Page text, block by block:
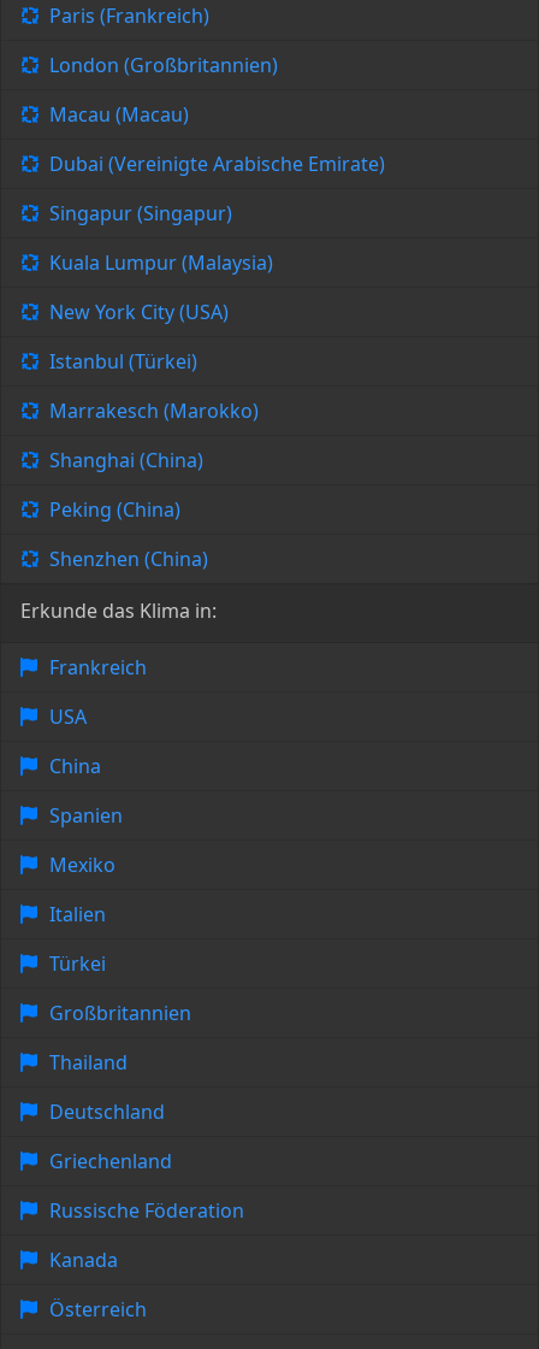
Paris (Frankreich)
London (Großbritannien)
Macau (Macau)
Dubai (Vereinigte Arabische Emirate)
Singapur (Singapur)
Kuala Lumpur (Malaysia)
New York City (USA)
Istanbul (Türkei)
Marrakesch (Marokko)
Shanghai (China)
Peking (China)
Shenzhen (China)
Erkunde das Klima in:
Frankreich
USA
China
Spanien
Mexiko
Italien
Türkei
Großbritannien
Thailand
Deutschland
Griechenland
Russische Föderation
Kanada
Österreich